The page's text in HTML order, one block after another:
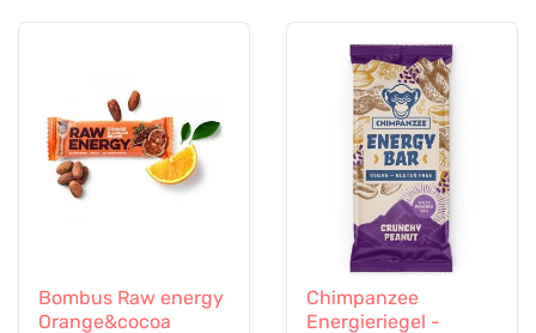
Bombus Raw energy
Orange&cocoa
Chimpanzee
Energieriegel -